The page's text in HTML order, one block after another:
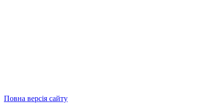
Повна версія сайту